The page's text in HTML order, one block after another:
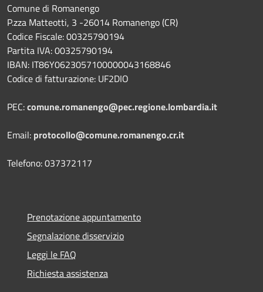
Comune di Romanengo
P.zza Matteotti, 3 -26014 Romanengo (CR)
Codice Fiscale: 00325790194
Partita IVA: 00325790194
IBAN: IT86Y0623057100000043168846
Codice di fatturazione: UF2DIO
PEC:comune.romanengo@pec.regione.lombardia.it
Email: protocollo@comune.romanengo.cr.it
Telefono: 037372117
Prenotazione appuntamento
Segnalazione disservizio
Leggi le FAQ
Richiesta assistenza